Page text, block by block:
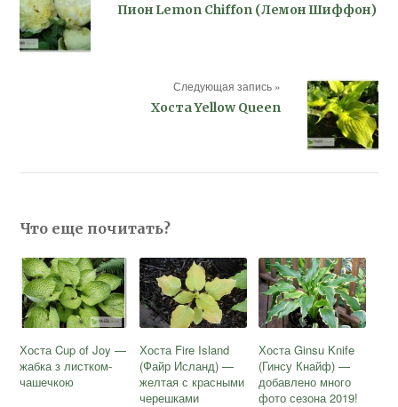
Пион Lemon Chiffon (Лемон Шиффон)
Следующая запись »
Хоста Yellow Queen
Что еще почитать?
Хоста Cup of Joy —
жабка з листком-
чашечкою
Хоста Fire Island
(Файр Исланд) —
желтая с красными
черешками
Хоста Ginsu Knife
(Гинсу Кнайф) —
добавлено много
фото сезона 2019!